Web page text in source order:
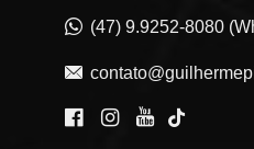
(47) 9.9252-8080